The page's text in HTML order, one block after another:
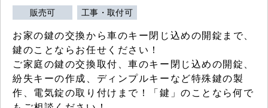
販売可 工事・取付可
お家の鍵の交換から車のキー閉じ込めの開錠まで、
鍵のことならお任せください！
ご家庭の鍵の交換取付、車のキー閉じ込めの開錠、
紛失キーの作成、ディンプルキーなど特殊鍵の製
作、電気錠の取り付けまで！「鍵」のことなら何で